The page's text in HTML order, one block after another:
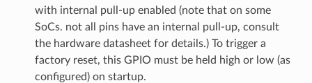
with internal pull-up enabled (note that on some
SoCs. not all pins have an internal pull-up, consult
the hardware datasheet for details.) To trigger a
factory reset, this GPIO must be held high or low (as
configured) on startup.